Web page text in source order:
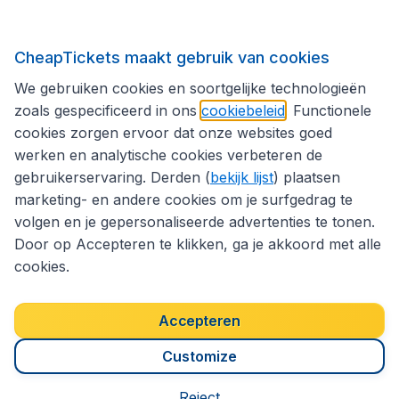
Volg CheapTickets.be
Privacybeleid
Copyright © 2026
CheapTickets maakt gebruik van cookies
We gebruiken cookies en soortgelijke technologieën
zoals gespecificeerd in ons cookiebeleid . Functionele
cookies zorgen ervoor dat onze websites goed
werken en analytische cookies verbeteren de
gebruikerservaring. Derden (bekijk lijst) plaatsen
marketing- en andere cookies om je surfgedrag te
volgen en je gepersonaliseerde advertenties te tonen.
Door op Accepteren te klikken, ga je akkoord met alle
cookies.
Accepteren
Customize